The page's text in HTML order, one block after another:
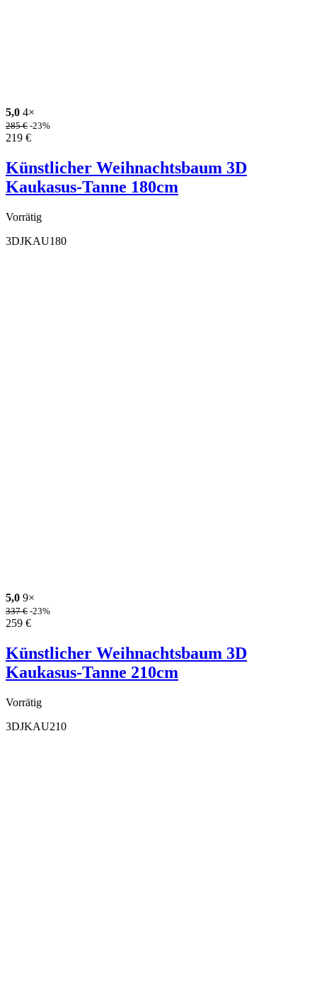
5,0 4×
285€ -23%
219 €
Künstlicher Weihnachtsbaum 3D
Kaukasus-Tanne 180cm
Vorrätig
3DJKAU180
5,0 9×
337€ -23%
259 €
Künstlicher Weihnachtsbaum 3D
Kaukasus-Tanne 210cm
Vorrätig
3DJKAU210